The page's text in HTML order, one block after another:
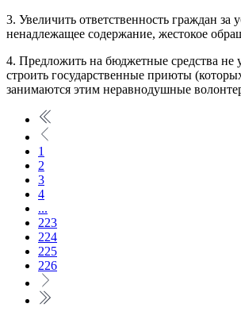
3. Увеличить ответственность граждан за
ненадлежащее содержание, жестокое
4. Предложить на бюджетные средства не
строить государственные приюты
занимаются этим неравнодушные
1
2
3
4
...
223
224
225
226